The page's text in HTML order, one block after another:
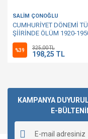
SALİM ÇONOĞLU
CUMHURİYET DÖNEMİ
ŞİİRİNDE ÖLÜM 1920-
%39 325,00 TL
198,25 TL
KAMPANYA
E-